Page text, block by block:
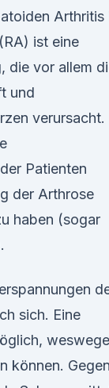
Arthritis
ist eine
die vor allem
und
verursacht.
Patienten
der Arthrose
haben (sogar
sich. Eine
können. Gegen